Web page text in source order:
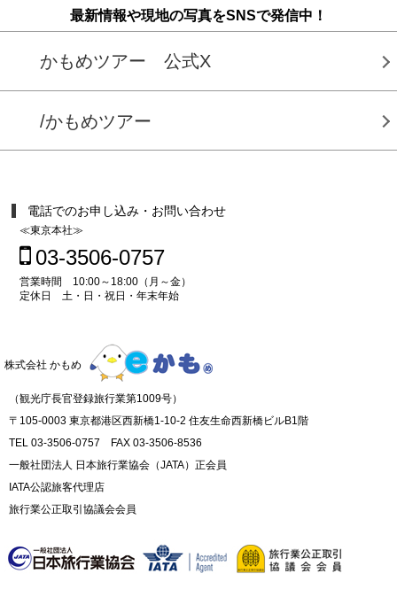
最新情報や現地の写真をSNSで発信中！
かもめツアー 公式X
/かもめツアー
電話でのお申し込み・お問い合わせ
≪東京本社≫
03-3506-0757
営業時間 10:00～18:00（月～金）
定休日 土・日・祝日・年末年始
株式会社 かもめ
（観光庁長官登録旅行業第1009号）
〒105-0003 東京都港区西新橋1-10-2 住友生命西新橋ビルB1階
TEL 03-3506-0757 FAX 03-3506-8536
一般社団法人 日本旅行業協会（JATA）正会員
IATA公認旅客代理店
旅行業公正取引協議会会員